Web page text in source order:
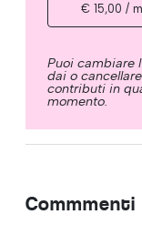
€ 15,00 /
Puoi cambiare
dai o
contributi in
momento.
Commmenti